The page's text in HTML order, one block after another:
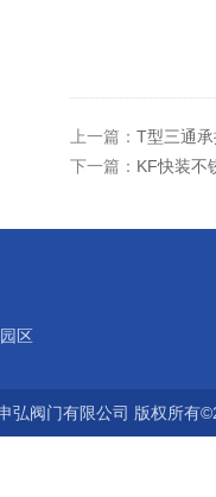
上一篇： T型三通
下一篇： KF快装不
区
申弘阀门有限公司 版权所有